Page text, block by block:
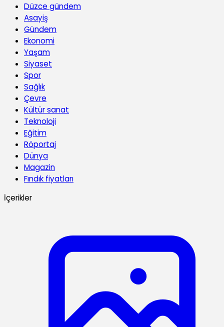
Düzce gündem
Asayiş
Gündem
Ekonomi
Yaşam
Siyaset
Spor
Sağlık
Çevre
Kültür sanat
Teknoloji
Eğitim
Röportaj
Dünya
Magazin
Fındık fiyatları
İçerikler